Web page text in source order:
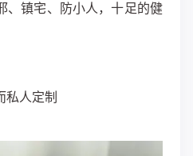
、镇宅、防小人，十足的健
私人定制